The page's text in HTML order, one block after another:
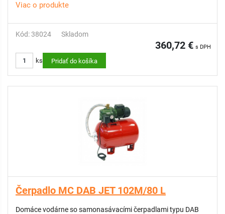
Viac o produkte
Kód: 38024 Skladom
360,72 € s DPH
ks Pridať do košíka
Čerpadlo MC DAB JET 102M/80 L
Domáce vodárne so samonasávacími čerpadlami typu DAB